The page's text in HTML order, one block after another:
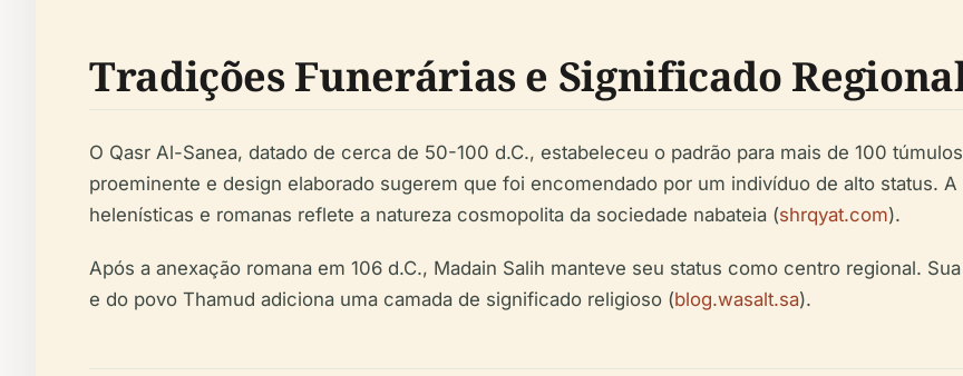
Tradições Funerárias e Significado
O Qasr Al-Sanea, datado de cerca de 50-100 d.C., estabeleceu o padrão para mais de 100
proeminente e design elaborado sugerem que foi encomendado por um indivíduo de alto status.
helenísticas e romanas reflete a natureza cosmopolita da sociedade nabateia (shrqyat.com).
Após a anexação romana em 106 d.C., Madain Salih manteve seu status como centro regional.
e do povo Thamud adiciona uma camada de significado religioso (blog.wasalt.sa).